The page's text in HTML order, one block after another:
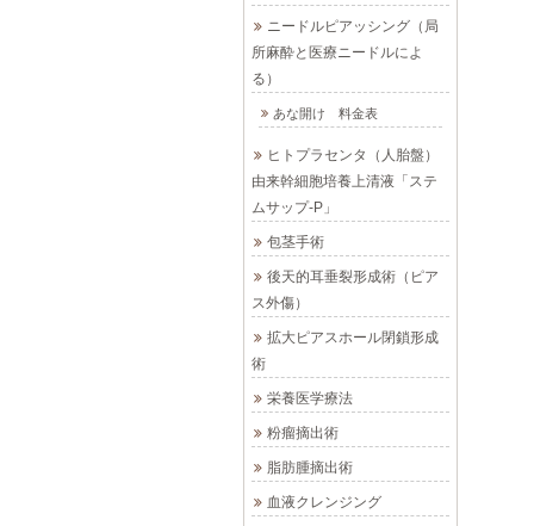
ニードルピアッシング（局
所麻酔と医療ニードルによ
る）
あな開け 料金表
ヒトプラセンタ（人胎盤）
由来幹細胞培養上清液「ステ
ムサップ-P」
包茎手術
後天的耳垂裂形成術（ピア
ス外傷）
拡大ピアスホール閉鎖形成
術
栄養医学療法
粉瘤摘出術
脂肪腫摘出術
血液クレンジング